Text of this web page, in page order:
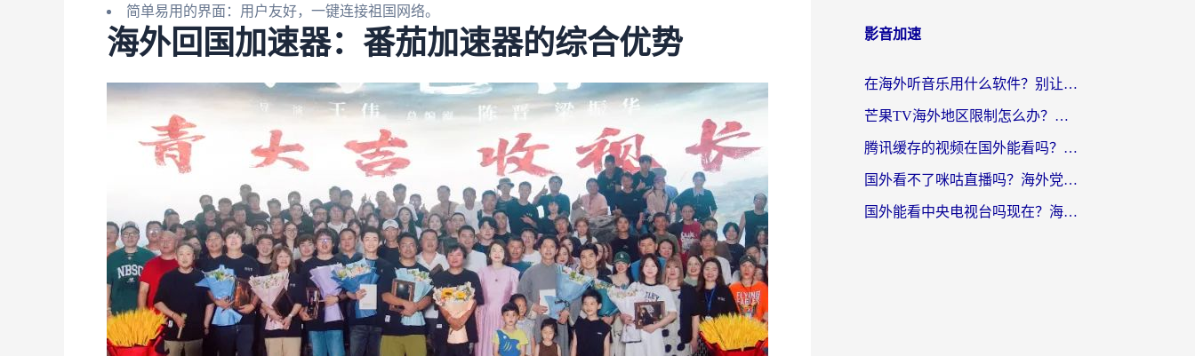
简单易用的界面：用户友好，一键连接祖国网络。
海外回国加速器：番茄加速器的综合优势 影音加速
在海外听音乐用什么软件？别让地域限制断了你的华语歌单
芒果TV海外地区限制怎么办？海外党追剧看片的实用加速器选择指南
腾讯缓存的视频在国外能看吗？海外党追剧看片的终极解决方案
国外看不了咪咕直播吗？海外党追剧看片的加速器选择指南
国外能看中央电视台吗现在？海外党追剧看央视的实用指南